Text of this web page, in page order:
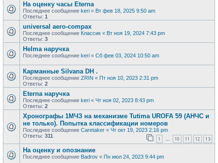
На оценку часы Eterna
Последнее сообщение keri « Вт фев 18, 2025 9:50 am
Ответы: 1
universal aero-compax
Последнее сообщение Классик « Вт ноя 19, 2024 7:43 pm
Ответы: 3
Helma наручка
Последнее сообщение keri « Сб фев 03, 2024 10:50 am
Карманные Silvana DH .
Последнее сообщение ZRIN « Пт ноя 10, 2023 2:31 pm
Ответы: 2
Eterna наручка
Последнее сообщение keri « Чт ноя 02, 2023 8:43 pm
Ответы: 2
Хронографы 1МЧЗ на механизме Tutima UROFA 59 (АНЧС и
не только). Попытка классификации номеров
Последнее сообщение Caretaker « Чт окт 19, 2023 2:16 pm
Ответы: 311 1 … 10 11 12 13
На оценку и опознание
Последнее сообщение Badrov « Пн июл 24, 2023 9:44 pm